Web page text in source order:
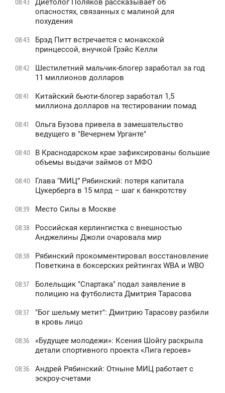
08:43
опасностях, связанных с малиной для
похудения
08:43
Брэд Питт встречается с монакской
принцессой, внучкой Грэйс Келли
08:42
Шестилетний мальчик-блогер заработал за год
11 миллионов долларов
08:41
Китайский бьюти-блогер заработал 1,5
миллиона долларов на тестировании помад
08:41
Ольга Бузова привела в замешательство
ведущего в "Вечернем Урганте"
08:40
В Краснодарском крае зафиксированы большие
объемы выдачи займов от МФО
08:40
Глава “МИЦ” Рябинский: потеря капитала
Цукерберга в 15 млрд – шаг к банкротству
08:39 Место Силы в Москве
08:38
Российская керлингистка с внешностью
Анджелины Джоли очаровала мир
08:38
Рябинский прокомментировал восстановление
Поветкина в боксерских рейтингах WBA и WBO
08:37
Болельщик "Спартака" подал заявление в
полицию на футболиста Дмитрия Тарасова
08:37
"Бог шельму метит": Дмитрию Тарасову разбили
в кровь лицо
08:36
«Будущее молодежи»: Ксения Шойгу раскрыла
детали спортивного проекта «Лига героев»
08:36
Андрей Рябинский: Отныне МИЦ работает с
эскроу-счетами